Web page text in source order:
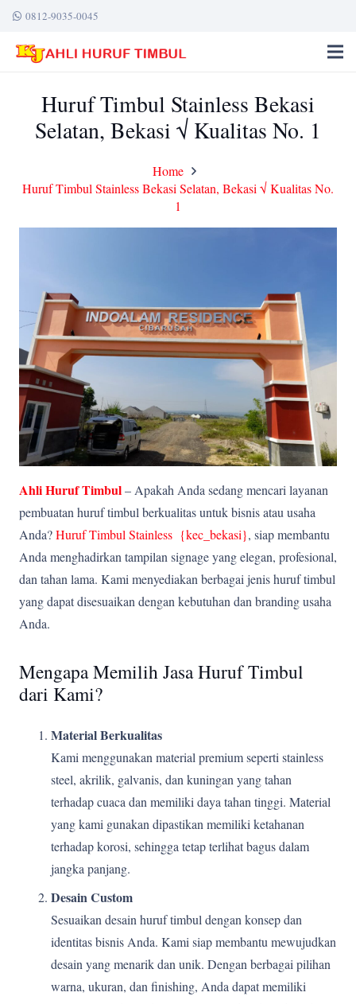
0812-9035-0045
Huruf Timbul Stainless Bekasi
Selatan, Bekasi √ Kualitas No. 1
Home
Huruf Timbul Stainless Bekasi Selatan, Bekasi √ Kualitas No.
1
Ahli Huruf Timbul– Apakah Anda sedang mencari layanan
pembuatan huruf timbul berkualitas untuk bisnis atau usaha
Anda?Huruf Timbul Stainless {kec_bekasi}, siap membantu
Anda menghadirkan tampilan signage yang elegan, profesional,
dan tahan lama. Kami menyediakan berbagai jenis huruf timbul
yang dapat disesuaikan dengan kebutuhan dan branding usaha
Anda.
Mengapa Memilih Jasa Huruf Timbul
dari Kami?
Material Berkualitas
Kami menggunakan material premium seperti stainless
steel, akrilik, galvanis, dan kuningan yang tahan
terhadap cuaca dan memiliki daya tahan tinggi. Material
yang kami gunakan dipastikan memiliki ketahanan
terhadap korosi, sehingga tetap terlihat bagus dalam
jangka panjang.
Desain Custom
Sesuaikan desain huruf timbul dengan konsep dan
identitas bisnis Anda. Kami siap membantu mewujudkan
desain yang menarik dan unik. Dengan berbagai pilihan
warna, ukuran, dan finishing, Anda dapat memiliki